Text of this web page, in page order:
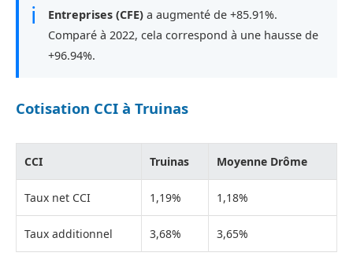
ℹ
Entreprises (CFE) a augmenté de +85.91%.
Comparé à 2022, cela correspond à une hausse de
+96.94%.
Cotisation CCI à Truinas
CCI Truinas Moyenne Drôme
Taux net CCI 1,19% 1,18%
Taux additionnel 3,68% 3,65%